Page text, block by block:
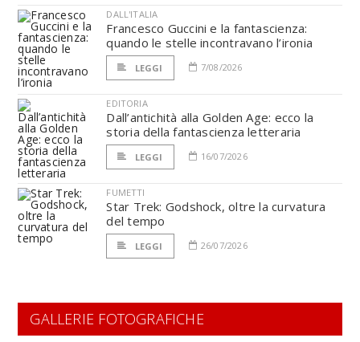
DALL'ITALIA
Francesco Guccini e la fantascienza:
quando le stelle incontravano l’ironia
LEGGI 7/08/2026
EDITORIA
Dall’antichità alla Golden Age: ecco la
storia della fantascienza letteraria
LEGGI 16/07/2026
FUMETTI
Star Trek: Godshock, oltre la curvatura
del tempo
LEGGI 26/07/2026
GALLERIE FOTOGRAFICHE